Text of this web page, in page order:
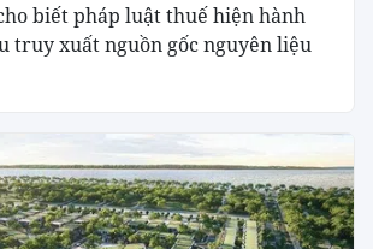
biết pháp luật thuế hiện hành
truy xuất nguồn gốc nguyên liệu